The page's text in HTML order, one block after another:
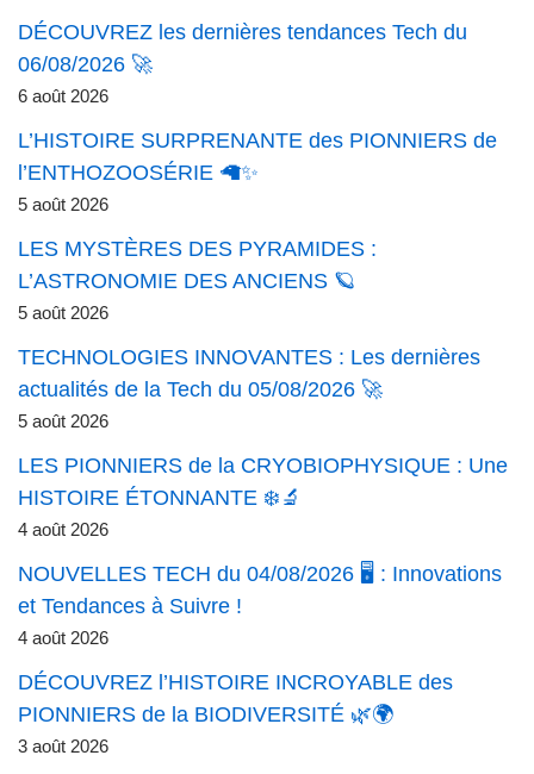
DÉCOUVREZ les dernières tendances Tech du
06/08/2026 🚀
6 août 2026
L’HISTOIRE SURPRENANTE des PIONNIERS de
l’ENTHOZOOSÉRIE 🦙✨
5 août 2026
LES MYSTÈRES DES PYRAMIDES :
L’ASTRONOMIE DES ANCIENS 🪐
5 août 2026
TECHNOLOGIES INNOVANTES : Les dernières
actualités de la Tech du 05/08/2026 🚀
5 août 2026
LES PIONNIERS de la CRYOBIOPHYSIQUE : Une
HISTOIRE ÉTONNANTE ❄️🔬
4 août 2026
NOUVELLES TECH du 04/08/2026 🖥️ : Innovations
et Tendances à Suivre !
4 août 2026
DÉCOUVREZ l’HISTOIRE INCROYABLE des
PIONNIERS de la BIODIVERSITÉ 🌿🌍
3 août 2026